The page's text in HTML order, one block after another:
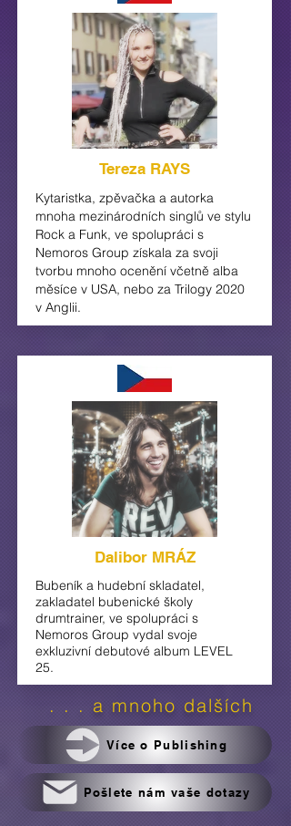
Tereza RAYS
Kytaristka, zpěvačka a autorka
mnoha mezinárodních singlů ve stylu
Rock a Funk, ve spolupráci s
Nemoros Group získala za svoji
tvorbu mnoho ocenění včetně alba
měsíce v USA, nebo za Trilogy 2020
v Anglii.
Dalibor MRÁZ
Bubeník a hudební skladatel,
zakladatel bubenické školy
drumtrainer, ve spolupráci s
Nemoros Group vydal svoje
exkluzivní debutové album LEVEL
25.
. . . a mnoho dalších
Více o Publishing
Pošlete nám vaše dotazy